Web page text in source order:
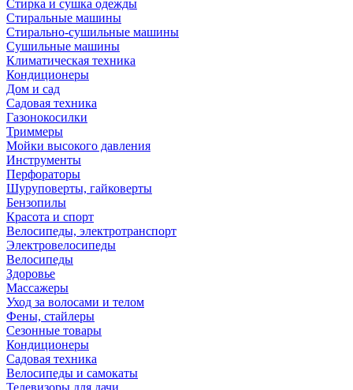
Стирка и сушка одежды
Стиральные машины
Стирально-сушильные машины
Сушильные машины
Климатическая техника
Кондиционеры
Дом и сад
Садовая техника
Газонокосилки
Триммеры
Мойки высокого давления
Инструменты
Перфораторы
Шуруповерты, гайковерты
Бензопилы
Красота и спорт
Велосипеды, электротранспорт
Электровелосипеды
Велосипеды
Здоровье
Массажеры
Уход за волосами и телом
Фены, стайлеры
Сезонные товары
Кондиционеры
Садовая техника
Велосипеды и самокаты
Телевизоры для дачи